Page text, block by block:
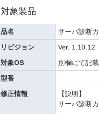
対象製品
品名
サーバ診断
リビジョン
Ver. 1.10.12
対象OS
別欄にて記載
型番
修正情報
【説明】
サーバ診断